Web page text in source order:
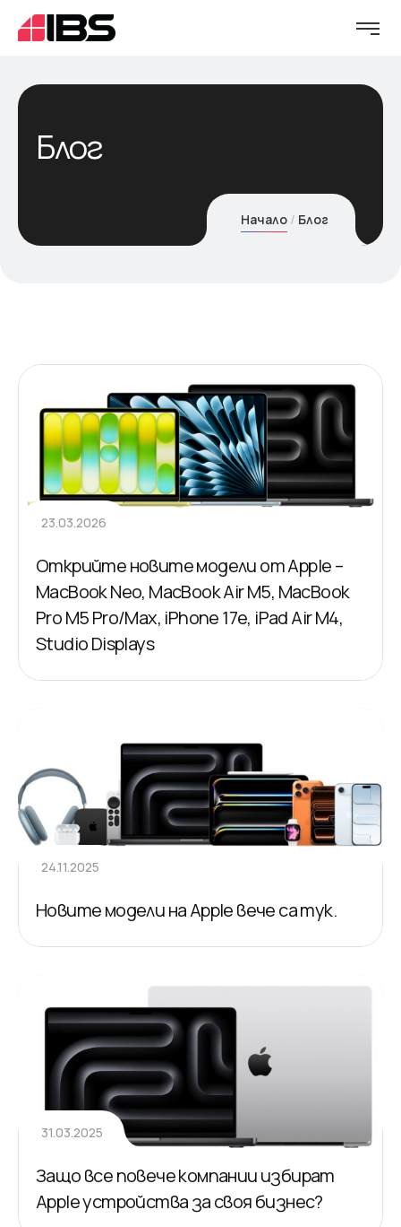
Блог
Начало Блог
23.03.2026
Открийте новите модели от Apple –
MacBook Neo, MacBook Air M5, MacBook
Pro M5 Pro/Max, iPhone 17e, iPad Air M4,
Studio Displays
24.11.2025
Новите модели на Apple вече са тук.
31.03.2025
Защо все повече компании избират
Apple устройства за своя бизнес?